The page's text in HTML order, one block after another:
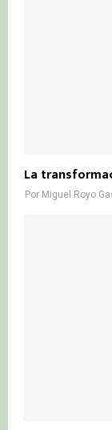
La
Por Miguel Royo